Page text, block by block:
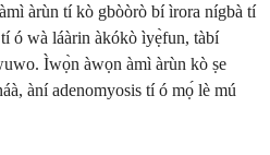
àrùn tí kò gbòòrò bí ìrora nígbà tí
ó wà láàrin àkókò ìyẹ̀fun, tàbí
Ìwọ̀n àwọn àmì àrùn kò ṣe
àní adenomyosis tí ó mọ́ lè mú